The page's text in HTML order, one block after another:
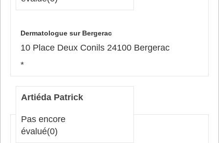
Dermatologue sur Bergerac
10 Place Deux Conils 24100 Bergerac
*
Artiéda Patrick
Pas encore
évalué(0)